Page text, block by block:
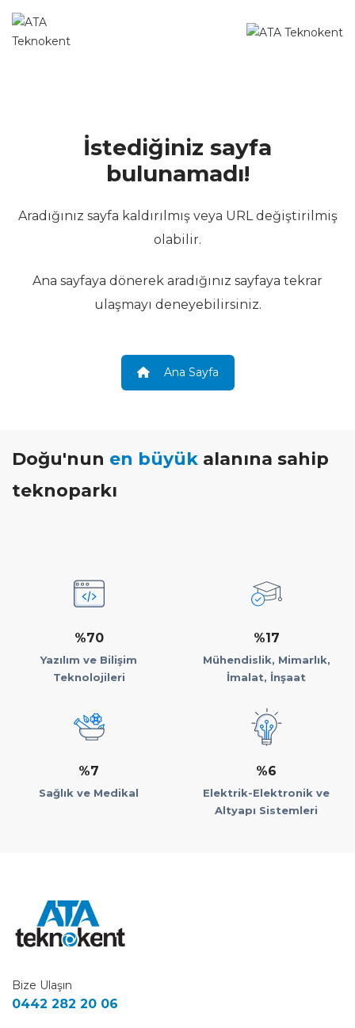
İstediğiniz sayfa
bulunamadı!
Aradığınız sayfa kaldırılmış veya URL değiştirilmiş
olabilir.
Ana sayfaya dönerek aradığınız sayfaya tekrar
ulaşmayı deneyebilirsiniz.
Ana Sayfa
Doğu'nun en büyük alanına sahip
teknoparkı
%70
Yazılım ve Bilişim
Teknolojileri
%17
Mühendislik, Mimarlık,
İmalat, İnşaat
%7
Sağlık ve Medikal
%6
Elektrik-Elektronik ve
Altyapı Sistemleri
Bize Ulaşın
0442 282 20 06